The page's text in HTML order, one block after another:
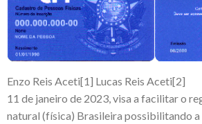
Enzo Reis Aceti[1] Lucas Reis
11 de janeiro de 2023, visa a facilitar o
natural (física) Brasileira possibilitando